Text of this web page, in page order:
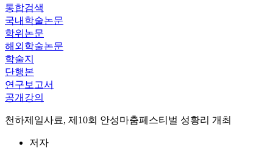
통합검색
국내학술논문
학위논문
해외학술논문
학술지
단행본
연구보고서
공개강의
천하제일사료, 제10회 안성마춤페스티벌 성황리 개최
저자